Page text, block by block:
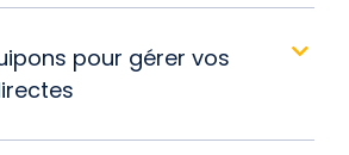
pour gérer vos